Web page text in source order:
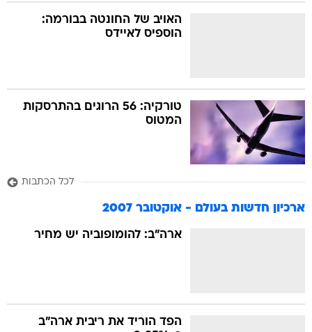
האויב של החונטה בבורמה:
הוספיס לאיידס
טורקיה: 56 הרוגים בהתרסקות
המטוס
לכל הכתבות
ארכיון חדשות בעולם - אוקטובר 2007
ארה"ב: להומופוביה יש מחיר
הפד הוריד את ריבית ארה"ב